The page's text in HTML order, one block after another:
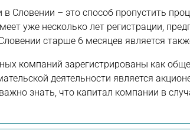
Словении – это способ пропустить
уже несколько лет регистрации,
старше 6 месяцев является
компаний зарегистрированы как
деятельности является
знать, что капитал компании в